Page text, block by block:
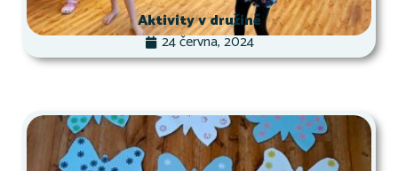
Aktivity v družině
24 června, 2024